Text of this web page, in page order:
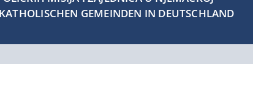
GEMEINDEN IN DEUTSCHLAND